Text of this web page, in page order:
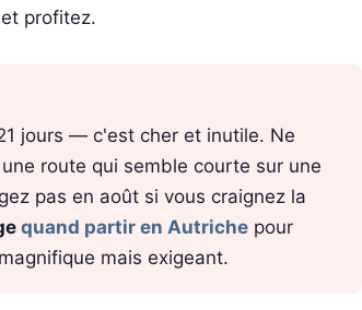
profitez.
jours — c'est cher et inutile. Ne
route qui semble courte sur une
pas en août si vous craignez la
quand partir en Autriche pour
mais exigeant.